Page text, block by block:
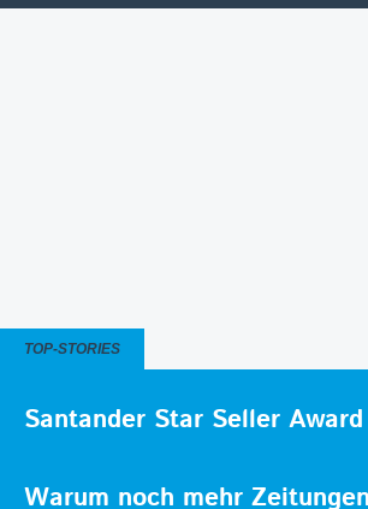
TOP-STORIES
Santander Star Seller
Warum noch mehr